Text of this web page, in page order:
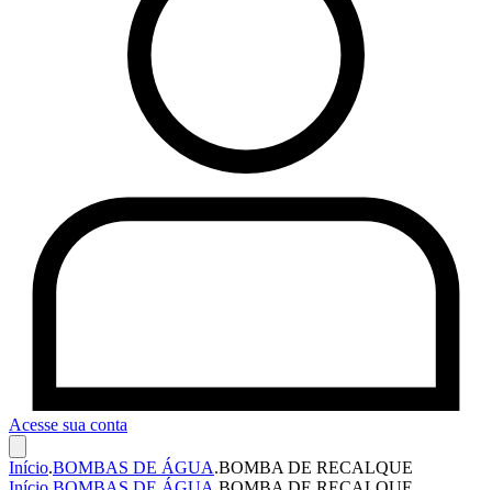
Acesse sua conta
Início.BOMBAS DE ÁGUA.BOMBA DE RECALQUE